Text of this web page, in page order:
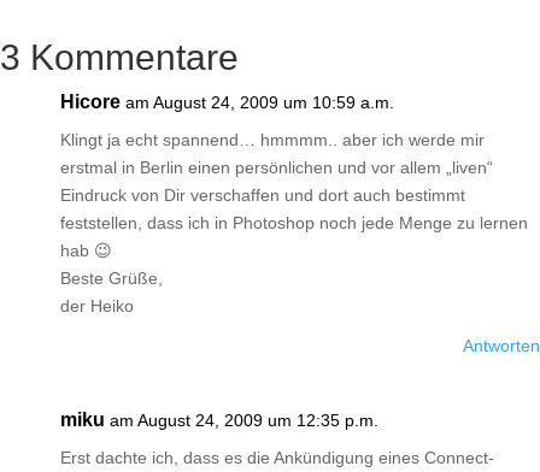
3 Kommentare
Hicore am August 24, 2009 um 10:59 a.m.
Klingt ja echt spannend… hmmmm.. aber ich werde mir
erstmal in Berlin einen persönlichen und vor allem „liven“
Eindruck von Dir verschaffen und dort auch bestimmt
feststellen, dass ich in Photoshop noch jede Menge zu lernen
hab 😉
Beste Grüße,
der Heiko
Antworten
miku am August 24, 2009 um 12:35 p.m.
Erst dachte ich, dass es die Ankündigung eines Connect-